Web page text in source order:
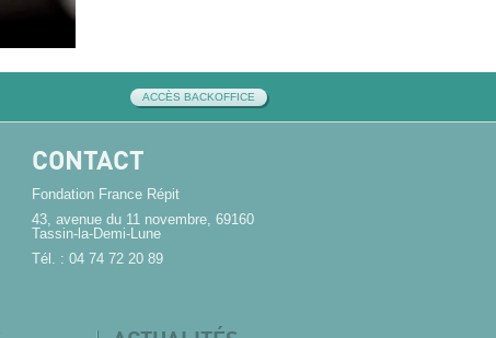
ACCÈS BACKOFFICE
CONTACT
Fondation France Répit
43, avenue du 11 novembre, 69160
Tassin-la-Demi-Lune
Tél. : 04 74 72 20 89